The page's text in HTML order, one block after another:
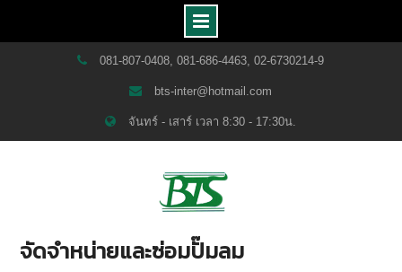
081-807-0408, 081-686-4463, 02-6730214-9
bts-inter@hotmail.com
จันทร์ - เสาร์ เวลา 8:30 - 17:30น.
จัดจำหน่ายและซ่อมปั๊มลม